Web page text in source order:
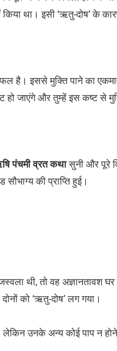
था। इसी ‘ऋतु-दोष’ के
फल है। इससे मुक्ति पाने का
हो जाएंगे और तुम्हें इस कष्ट से
पंचमी व्रत कथासुनी और पूरे
की प्राप्ति हुई।
थी, तो वह अज्ञानतावश
को ‘ऋतु-दोष’ लग गया।
लेकिन उनके अन्य कोई पाप न